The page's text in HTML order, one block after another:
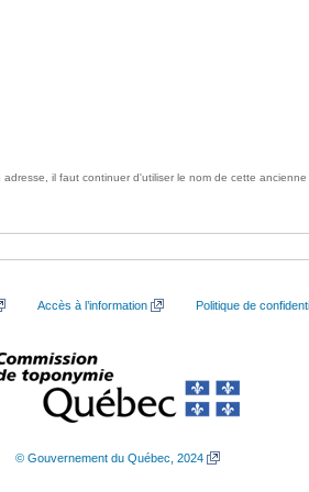
il faut continuer d'utiliser le nom de cette ancienne
Accès à l’information Politique de
© Gouvernement du Québec, 2024